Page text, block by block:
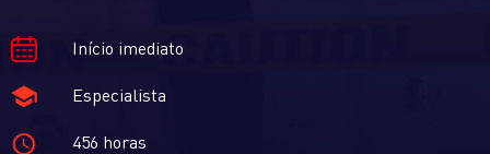
Início imediato
Especialista
456 horas